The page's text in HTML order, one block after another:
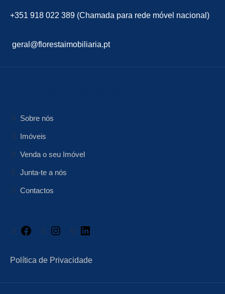
+351 918 022 389 (Chamada para rede móvel nacional)
geral@florestaimobiliaria.pt
Sobre nós
Imóveis
Venda o seu Imóvel
Junta-te a nós
Contactos
Facebook Instagram
Política de Privacidade